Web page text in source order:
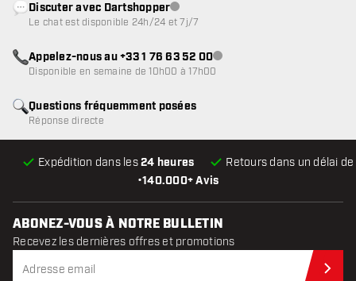
•140.000+ Avis
Expédition dans les24 heures Retours dans un délai de
Questions fréquemment posées
Réponse directe
Discuter avec DartshopperService client indisponible
Le chat est disponible 24h/24 et 7j/7
Appelez-nous au +33 1 76 63 52 00Service client indisponible
Disponible en semaine de 10h00 à 17h00
ABONEZ-VOUS À NOTRE BULLETIN
Recevez les dernières offres et promotions